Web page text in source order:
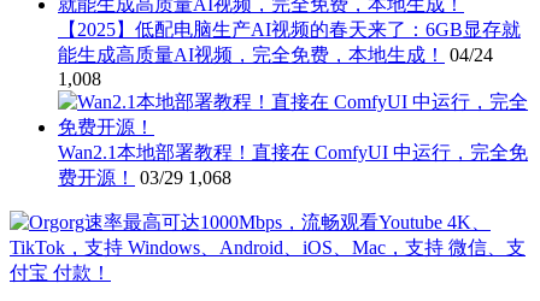
【2025】低配电脑生产AI视频的春天来了：6GB显存就
能生成高质量AI视频，完全免费，本地生成！
04/24
1,008
Wan2.1本地部署教程！直接在 ComfyUI 中运行，完全免
费开源！
03/29 1,068